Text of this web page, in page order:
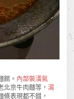
館。 內部裝潢氣
北京牛肉麵等， 湯
條表現都不錯，